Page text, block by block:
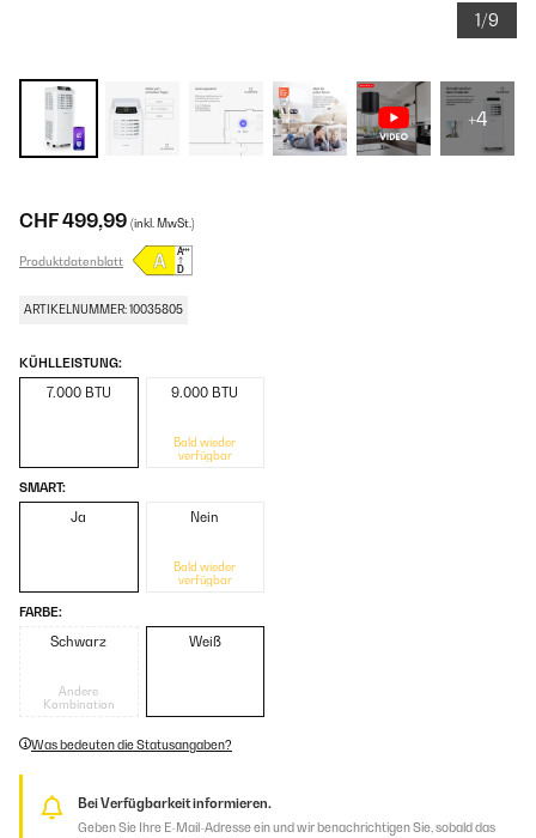
1/9
+4
CHF 499,99 (inkl. MwSt.)
Produktdatenblatt
ARTIKELNUMMER: 10035805
KÜHLLEISTUNG:
7.000 BTU 9.000 BTU
Bald wieder
verfügbar
SMART:
Ja Nein
Bald wieder
verfügbar
FARBE:
Schwarz
Andere
Kombination
Weiß
Was bedeuten die Statusangaben?
Bei Verfügbarkeit informieren.
Geben Sie Ihre E-Mail-Adresse ein und wir benachrichtigen Sie, sobald das